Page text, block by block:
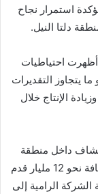
استمرار نجاح
دلتا النيل.
احتياطيات
وهو ما يتجاوز التقديرات
الإنتاج خلال
داخل منطقة
الامتياز في دلتا النيل، من المتوقع أن تسهم بإضافة نحو 12 مليار قدم
الشركة الرامية إلى